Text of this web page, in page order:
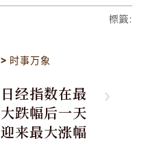
標籤:
> 时事万象
日经指数在最
大跌幅后一天
迎来最大涨幅